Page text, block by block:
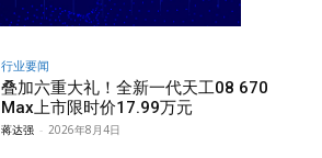
行业要闻
叠加六重大礼！全新一代天工08 670
Max上市限时价17.99万元
蒋达强 - 2026年8月4日